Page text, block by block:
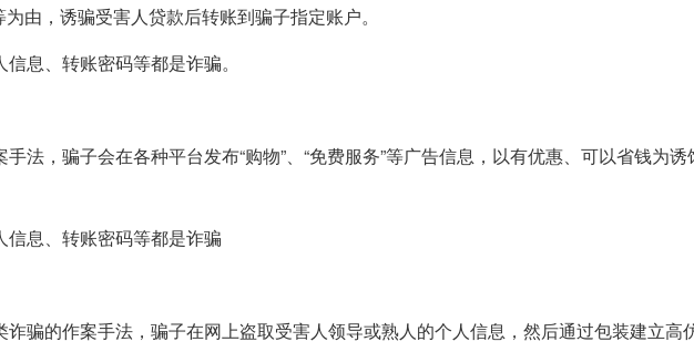
由，诱骗受害人贷款后转账到骗子指定账户。
息、转账密码等都是诈骗。
法，骗子会在各种平台发布“购物”、“免费服务”等广告信息，以有优惠、可以省钱为
息、转账密码等都是诈骗
骗的作案手法，骗子在网上盗取受害人领导或熟人的个人信息，然后通过包装建立高